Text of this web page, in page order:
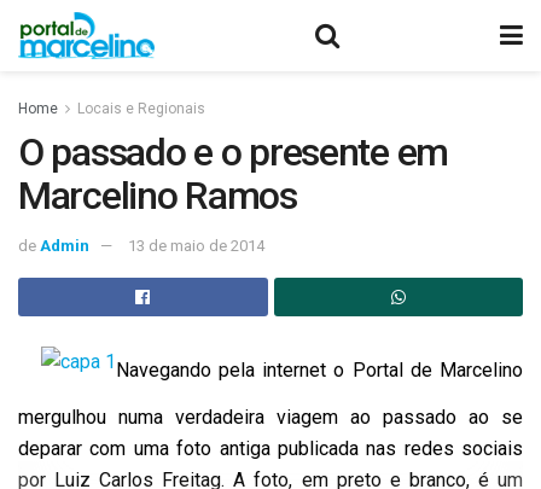
Home Locais e Regionais
O passado e o presente em
Marcelino Ramos
de Admin 13 de maio de 2014
Navegando pela internet o Portal de Marcelino
mergulhou numa verdadeira viagem ao passado ao se
deparar com uma foto antiga publicada nas redes sociais
por Luiz Carlos Freitag. A foto, em preto e branco, é um